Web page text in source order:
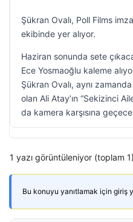
Şükran Ovalı, Poll Films
ekibinde yer alıyor.
Haziran sonunda sete
Ece Yosmaoğlu kaleme
Şükran Ovalı, aynı
olan Ali Atay’ın “Sekizinci
da kamera karşısına
1 yazı görüntüleniyor (toplam 1)
Bu konuyu yanıtlamak için giriş